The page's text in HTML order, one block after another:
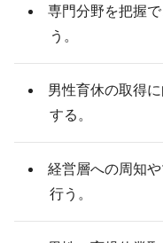
専門分野を把握
う。
男性育休の取得
する。
経営層への周知
行う。